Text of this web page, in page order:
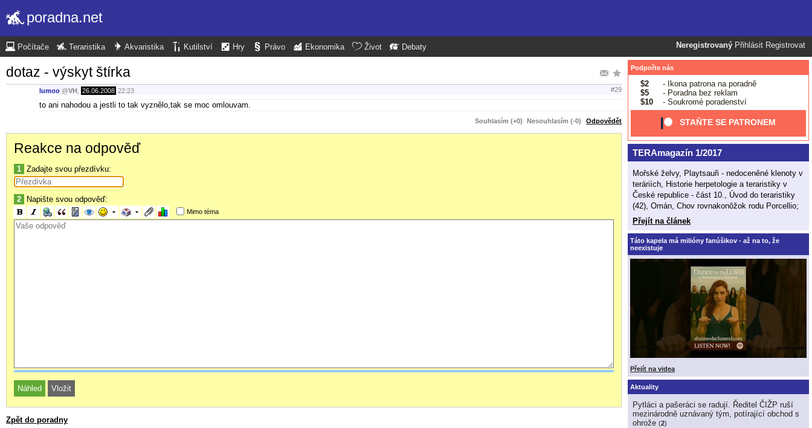
poradna.net
Neregistrovaný Přihlásit Registrovat
Počítače Teraristika Akvaristika Kutilství Hry Právo Ekonomika Život Debaty
dotaz - výskyt štírka
lumoo @VH 26.06.2008 22:23 #29
to ani nahodou a jestli to tak vyznělo,tak se moc omlouvam.
Souhlasím (+0) Nesouhlasím (-0) Odpovědět
Reakce na odpověď
1 Zadajte svou přezdívku:
2 Napište svou odpověď:
Mimo téma
Zpět do poradny
Podpořte nás
$2
- Ikona patrona na poradně
$5
- Poradna bez reklam
$10
- Soukromé poradenství
STAŇTE SE PATRONEM
TERAmagazín 1/2017
Mořské želvy, Playtsauři - nedoceněné klenoty v
teráriích, Historie herpetologie a teraristiky v
České republice - část 10., Úvod do teraristiky
(42), Omán, Chov rovnakonôžok rodu Porcellio;
Přejít na článek
Táto kapela má milióny fanúšikov - až na to, že
neexistuje
Přejít na videa
Aktuality
Pytláci a pašeráci se radují. Ředitel ČIŽP ruší
mezinárodně uznávaný tým, potírající obchod s
ohrože (2)